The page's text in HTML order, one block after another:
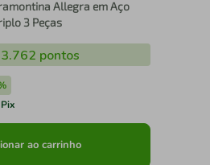
Allegra em Aço
3 Peças
pontos
ao carrinho